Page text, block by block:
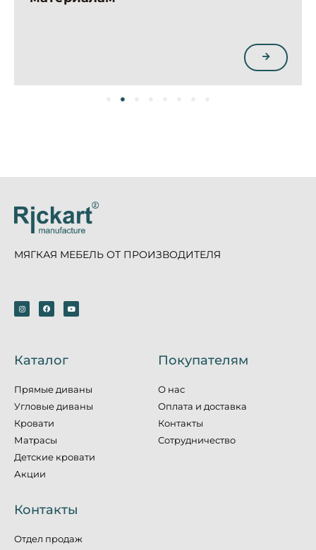
МЯГКАЯ МЕБЕЛЬ ОТ ПРОИЗВОДИТЕЛЯ
Каталог
Прямые диваны
Угловые диваны
Кровати
Матрасы
Детские кровати
Акции
Покупателям
О нас
Оплата и доставка
Контакты
Сотрудничество
Контакты
Отдел продаж